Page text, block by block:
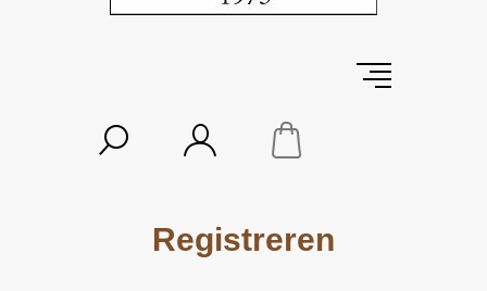
Registreren